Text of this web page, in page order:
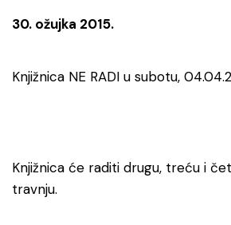
30. ožujka 2015.
Knjižnica NE RADI u subotu,
Knjižnica će raditi drugu, treću i
travnju.